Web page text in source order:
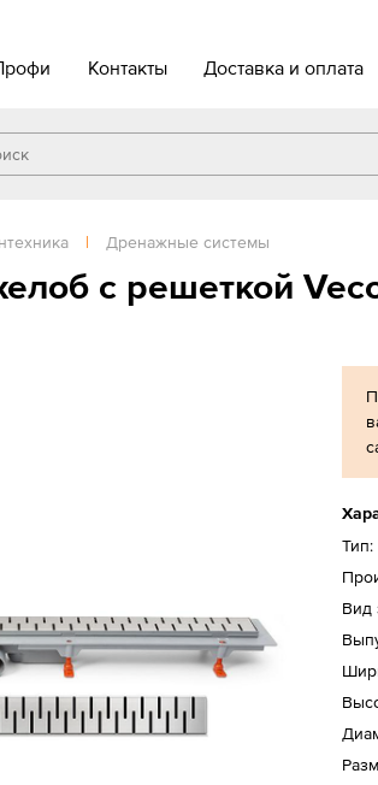
Контакты Доставка и оплата
| Дренажные системы
с решеткой
Тип:
Вид